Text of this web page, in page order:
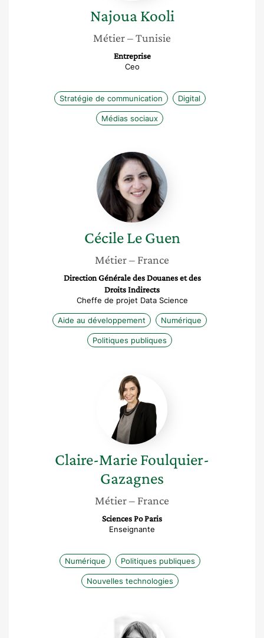
Najoua Kooli
Métier– Tunisie
Entreprise
Ceo
Stratégie de communication Digital
Médias sociaux
Cécile
Le
Guen
Cécile Le Guen
Métier– France
Direction Générale des Douanes et des
Droits Indirects
Cheffe de projet Data Science
Aide au développement Numérique
Politiques publiques
Claire-
Marie
Foulquier-
Gazagnes
Claire-MarieFoulquier-
Gazagnes
Métier– France
Sciences Po Paris
Enseignante
Numérique Politiques publiques
Nouvelles technologies
Aurore
Dandoy